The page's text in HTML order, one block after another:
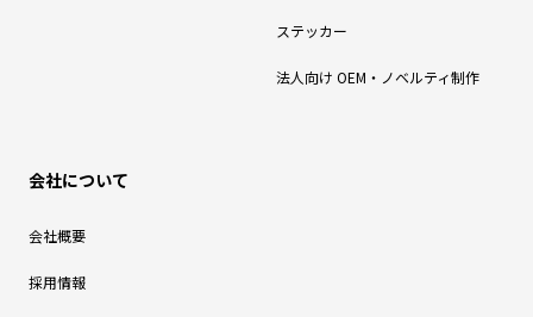
ステッカー
法人向け OEM・ノベルティ制作
会社について
会社概要
採用情報